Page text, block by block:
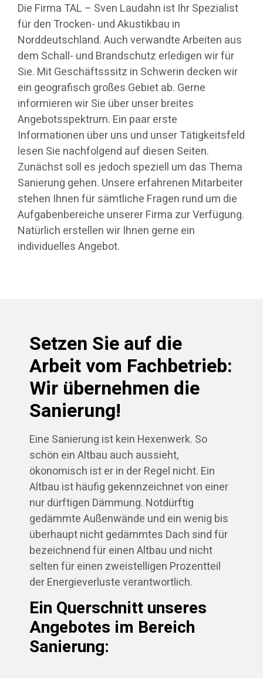
Die Firma TAL – Sven Laudahn ist Ihr Spezialist
für den Trocken- und Akustikbau in
Norddeutschland. Auch verwandte Arbeiten aus
dem Schall- und Brandschutz erledigen wir für
Sie. Mit Geschäftsssitz in Schwerin decken wir
ein geografisch großes Gebiet ab. Gerne
informieren wir Sie über unser breites
Angebotsspektrum. Ein paar erste
Informationen über uns und unser Tätigkeitsfeld
lesen Sie nachfolgend auf diesen Seiten.
Zunächst soll es jedoch speziell um das Thema
Sanierung gehen. Unsere erfahrenen Mitarbeiter
stehen Ihnen für sämtliche Fragen rund um die
Aufgabenbereiche unserer Firma zur Verfügung.
Natürlich erstellen wir Ihnen gerne ein
individuelles Angebot.
Setzen Sie auf die
Arbeit vom Fachbetrieb:
Wir übernehmen die
Sanierung!
Eine Sanierung ist kein Hexenwerk. So
schön ein Altbau auch aussieht,
ökonomisch ist er in der Regel nicht. Ein
Altbau ist häufig gekennzeichnet von einer
nur dürftigen Dämmung. Notdürftig
gedämmte Außenwände und ein wenig bis
überhaupt nicht gedämmtes Dach sind für
bezeichnend für einen Altbau und nicht
selten für einen zweistelligen Prozentteil
der Energieverluste verantwortlich.
Ein Querschnitt unseres
Angebotes im Bereich
Sanierung: